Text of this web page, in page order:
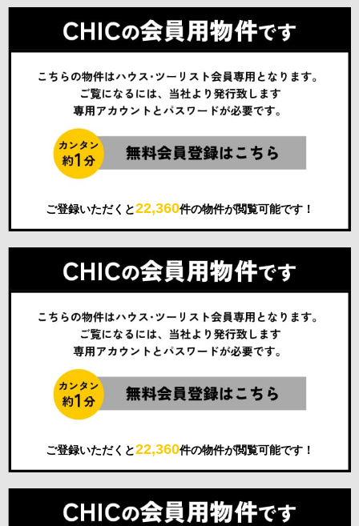
ご登録いただくと22,360件の物件が閲覧可能です！
ご登録いただくと22,360件の物件が閲覧可能です！